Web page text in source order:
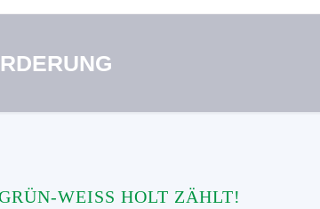
WEISS HOLT ZÄHLT!